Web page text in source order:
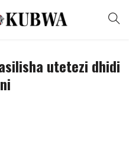
utetezi dhidi